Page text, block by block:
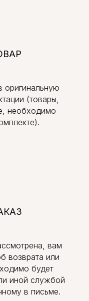
оригинальную
(товары,
необходимо
вам
возврата или
будет
иной службой
в письме.